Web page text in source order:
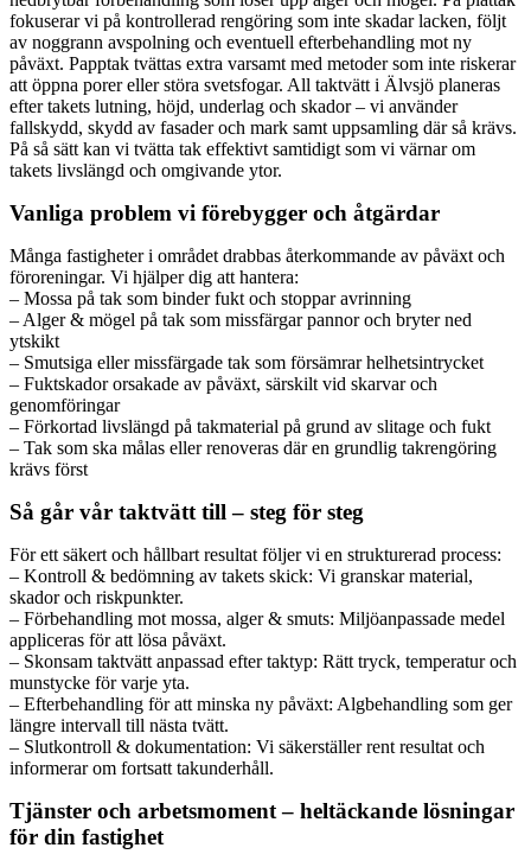
fokuserar vi på kontrollerad rengöring som inte skadar lacken, följt
av noggrann avspolning och eventuell efterbehandling mot ny
påväxt. Papptak tvättas extra varsamt med metoder som inte riskerar
att öppna porer eller störa svetsfogar. All taktvätt i Älvsjö planeras
efter takets lutning, höjd, underlag och skador – vi använder
fallskydd, skydd av fasader och mark samt uppsamling där så krävs.
På så sätt kan vi tvätta tak effektivt samtidigt som vi värnar om
takets livslängd och omgivande ytor.
Vanliga problem vi förebygger och åtgärdar
Många fastigheter i området drabbas återkommande av påväxt och
föroreningar. Vi hjälper dig att hantera:
– Mossa på tak som binder fukt och stoppar avrinning
– Alger & mögel på tak som missfärgar pannor och bryter ned
ytskikt
– Smutsiga eller missfärgade tak som försämrar helhetsintrycket
– Fuktskador orsakade av påväxt, särskilt vid skarvar och
genomföringar
– Förkortad livslängd på takmaterial på grund av slitage och fukt
– Tak som ska målas eller renoveras där en grundlig takrengöring
krävs först
Så går vår taktvätt till – steg för steg
För ett säkert och hållbart resultat följer vi en strukturerad process:
– Kontroll & bedömning av takets skick: Vi granskar material,
skador och riskpunkter.
– Förbehandling mot mossa, alger & smuts: Miljöanpassade medel
appliceras för att lösa påväxt.
– Skonsam taktvätt anpassad efter taktyp: Rätt tryck, temperatur och
munstycke för varje yta.
– Efterbehandling för att minska ny påväxt: Algbehandling som ger
längre intervall till nästa tvätt.
– Slutkontroll & dokumentation: Vi säkerställer rent resultat och
informerar om fortsatt takunderhåll.
Tjänster och arbetsmoment – heltäckande lösningar
för din fastighet